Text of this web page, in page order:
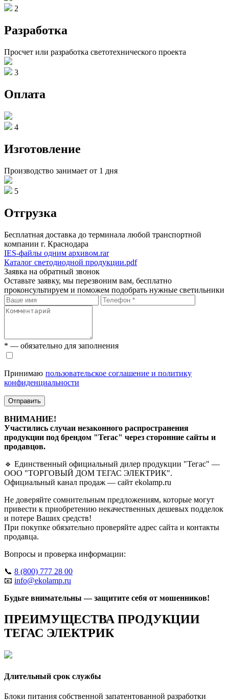
2
Разработка
Просчет или разработка светотехнического проекта
3
Оплата
4
Изготовление
Производство занимает от 1 дня
5
Отгрузка
Бесплатная доставка до терминала любой транспортной
компании г. Краснодара
IES-файлы одним архивом.rar
Каталог светодиодной продукции.pdf
Заявка на обратный звонок
Оставьте заявку, мы перезвоним вам, бесплатно
проконсультируем и поможем подобрать нужные светильники
* — обязательно для заполнения
Принимаю пользовательское соглашение и политику
конфиденциальности
Отправить
ВНИМАНИЕ!
Участились случаи незаконного распространения
продукции под брендом "Тегас" через сторонние сайты и
продавцов.
🔹 Единственный официальный дилер продукции "Тегас" —
ООО "ТОРГОВЫЙ ДОМ ТЕГАС ЭЛЕКТРИК".
Официальный канал продаж — сайт ekolamp.ru
Не доверяйте сомнительным предложениям, которые могут
привести к приобретению некачественных дешевых подделок
и потере Ваших средств!
При покупке обязательно проверяйте адрес сайта и контакты
продавца.
Вопросы и проверка информации:
📞 8 (800) 777 28 00
📧 info@ekolamp.ru
Будьте внимательны — защитите себя от мошенников!
ПРЕИМУЩЕСТВА ПРОДУКЦИИ
ТЕГАС ЭЛЕКТРИК
Длительный срок службы
Блоки питания собственной запатентованной разработки